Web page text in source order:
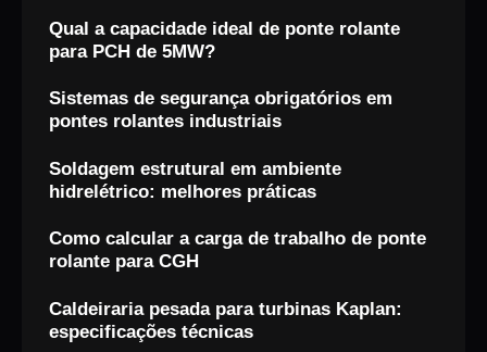
Qual a capacidade ideal de ponte rolante
para PCH de 5MW?
Sistemas de segurança obrigatórios em
pontes rolantes industriais
Soldagem estrutural em ambiente
hidrelétrico: melhores práticas
Como calcular a carga de trabalho de ponte
rolante para CGH
Caldeiraria pesada para turbinas Kaplan:
especificações técnicas